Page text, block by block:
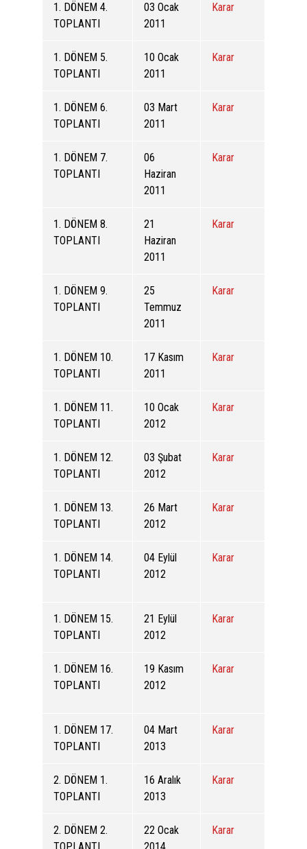
1. DÖNEM 4.
TOPLANTI
03 Ocak
2011
Karar
1. DÖNEM 5.
TOPLANTI
10 Ocak
2011
Karar
1. DÖNEM 6.
TOPLANTI
03 Mart
2011
Karar
1. DÖNEM 7.
TOPLANTI
06
Haziran
2011
Karar
1. DÖNEM 8.
TOPLANTI
21
Haziran
2011
Karar
1. DÖNEM 9.
TOPLANTI
25
Temmuz
2011
Karar
1. DÖNEM 10.
TOPLANTI
17 Kasım
2011
Karar
1. DÖNEM 11.
TOPLANTI
10 Ocak
2012
Karar
1. DÖNEM 12.
TOPLANTI
03 Şubat
2012
Karar
1. DÖNEM 13.
TOPLANTI
26 Mart
2012
Karar
1. DÖNEM 14.
TOPLANTI
04 Eylül
2012
Karar
1. DÖNEM 15.
TOPLANTI
21 Eylül
2012
Karar
1. DÖNEM 16.
TOPLANTI
19 Kasım
2012
Karar
1. DÖNEM 17.
TOPLANTI
04 Mart
2013
Karar
2. DÖNEM 1.
TOPLANTI
16 Aralık
2013
Karar
2. DÖNEM 2.
22 Ocak
Karar